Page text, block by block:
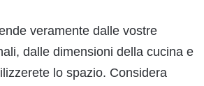
veramente dalle vostre
dalle dimensioni della cucina e
lo spazio. Considera